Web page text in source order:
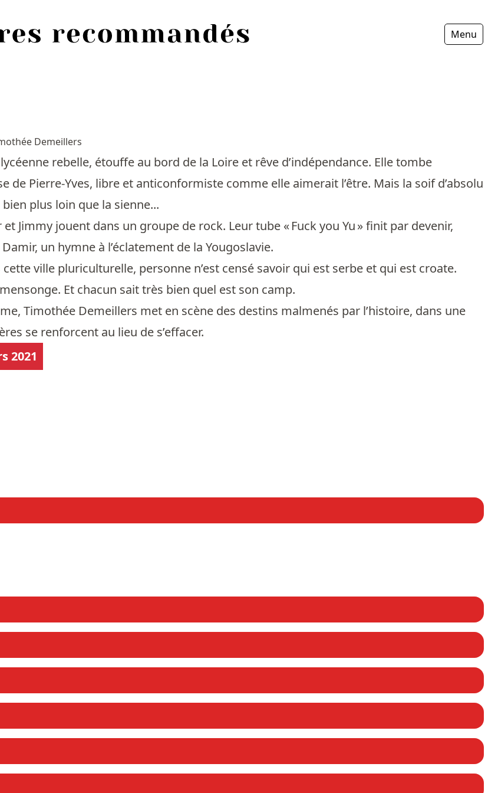
Menu
Demeillers
rebelle, étouffe au bord de la Loire et rêve d’indépendance. Elle tombe
de Pierre-Yves, libre et anticonformiste comme elle aimerait l’être. Mais la soif d’absolu
plus loin que la sienne...
et Jimmy jouent dans un groupe de rock. Leur tube « Fuck you Yu » finit par devenir,
un hymne à l’éclatement de la Yougoslavie.
cette ville pluriculturelle, personne n’est censé savoir qui est serbe et qui est croate.
Et chacun sait très bien quel est son camp.
Timothée Demeillers met en scène des destins malmenés par l’histoire, dans une
se renforcent au lieu de s’effacer.
2021